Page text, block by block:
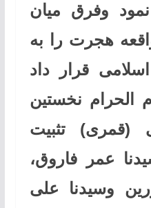
وفرق میان
هجرت را به
قرار داد
الحرام نخستین
(قمری) تثبیت
عمر فاروق،
وسیدنا علی